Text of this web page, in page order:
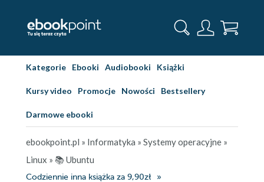
Kategorie Ebooki Audiobooki Książki
Kursy video Promocje Nowości Bestsellery
Darmowe ebooki
ebookpoint.pl » Informatyka » Systemy operacyjne »
Linux » 📚 Ubuntu
Codziennie inna książka za 9,90zł